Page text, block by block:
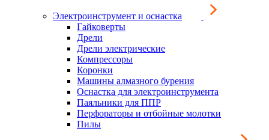
Электроинструмент и оснастка
Гайковерты
Дрели
Дрели электрические
Компрессоры
Коронки
Машины алмазного бурения
Оснастка для электроинструмента
Паяльники для ППР
Перфораторы и отбойные молотки
Пилы